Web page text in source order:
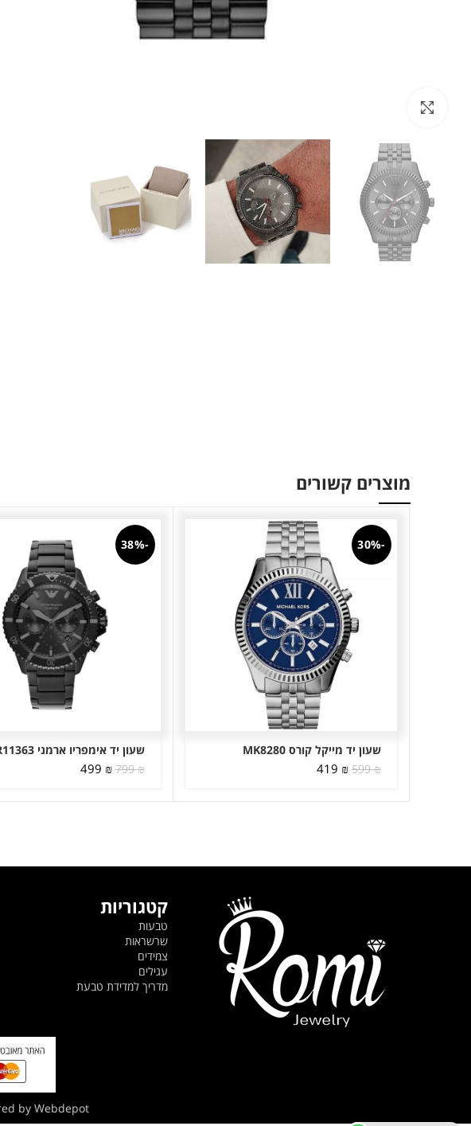
מוצרים קשורים
-30%
שעון יד מייקל קורס MK8280
599₪
המחיר
היה:
419 ₪
המחיר
הוא:
-38%
שעון יד אימפריו ארמני AR11363
799₪
המחיר
היה:
499 ₪
המחיר
הוא:
קטגוריות
טבעות
שרשראות
צמידים
עגילים
מדריך למדידת טבעת
by Webdepot